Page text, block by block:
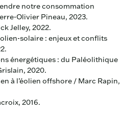
notre consommation
Olivier Pineau, 2023.
Jelley, 2022.
solaire : enjeux et conflits
énergétiques : du Paléolithique
2020.
à l’éolien offshore / Marc Rapin,
2016.